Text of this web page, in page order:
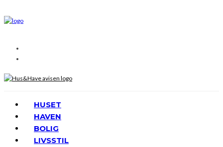
HUSET
HAVEN
BOLIG
LIVSSTIL